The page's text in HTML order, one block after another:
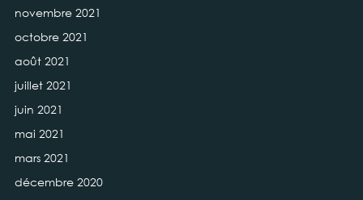
novembre 2021
octobre 2021
août 2021
juillet 2021
juin 2021
mai 2021
mars 2021
décembre 2020